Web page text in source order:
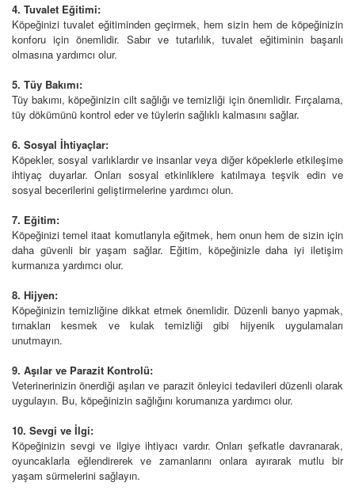
4. Tuvalet Eğitimi:
Köpeğinizi tuvalet eğitiminden geçirmek, hem sizin hem de köpeğinizin
konforu için önemlidir. Sabır ve tutarlılık, tuvalet eğitiminin başarılı
olmasına yardımcı olur.
5. Tüy Bakımı:
Tüy bakımı, köpeğinizin cilt sağlığı ve temizliği için önemlidir. Fırçalama,
tüy dökümünü kontrol eder ve tüylerin sağlıklı kalmasını sağlar.
6. Sosyal İhtiyaçlar:
Köpekler, sosyal varlıklardır ve insanlar veya diğer köpeklerle etkileşime
ihtiyaç duyarlar. Onları sosyal etkinliklere katılmaya teşvik edin ve
sosyal becerilerini geliştirmelerine yardımcı olun.
7. Eğitim:
Köpeğinizi temel itaat komutlarıyla eğitmek, hem onun hem de sizin için
daha güvenli bir yaşam sağlar. Eğitim, köpeğinizle daha iyi iletişim
kurmanıza yardımcı olur.
8. Hijyen:
Köpeğinizin temizliğine dikkat etmek önemlidir. Düzenli banyo yapmak,
tırnakları kesmek ve kulak temizliği gibi hijyenik uygulamaları
unutmayın.
9. Aşılar ve Parazit Kontrolü:
Veterinerinizin önerdiği aşıları ve parazit önleyici tedavileri düzenli olarak
uygulayın. Bu, köpeğinizin sağlığını korumanıza yardımcı olur.
10. Sevgi ve İlgi:
Köpeğinizin sevgi ve ilgiye ihtiyacı vardır. Onları şefkatle davranarak,
oyuncaklarla eğlendirerek ve zamanlarını onlara ayırarak mutlu bir
yaşam sürmelerini sağlayın.